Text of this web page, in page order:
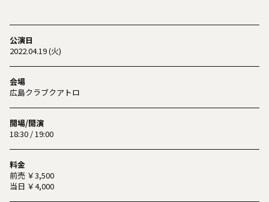
公演日
2022.04.19 (火)
会場
広島クラブクアトロ
開場/開演
18:30 / 19:00
料金
前売 ￥3,500
当日 ￥4,000